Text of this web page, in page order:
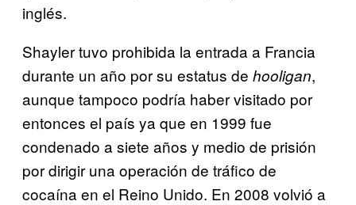
inglés.
Shayler tuvo prohibida la entrada a Francia
durante un año por su estatus de hooligan,
aunque tampoco podría haber visitado por
entonces el país ya que en 1999 fue
condenado a siete años y medio de prisión
por dirigir una operación de tráfico de
cocaína en el Reino Unido. En 2008 volvió a